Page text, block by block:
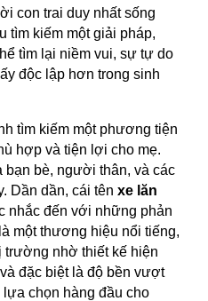
con trai duy nhất sống
tìm kiếm một giải pháp,
tìm lại niềm vui, sự tự do
độc lập hơn trong sinh
tìm kiếm một phương tiện
hợp và tiện lợi cho mẹ.
bè, người thân, và các
Dần dần, cái tênxe lăn
nhắc đến với những phản
một thương hiệu nổi tiếng,
trường nhờ thiết kế hiện
đặc biệt là độ bền vượt
chọn hàng đầu cho